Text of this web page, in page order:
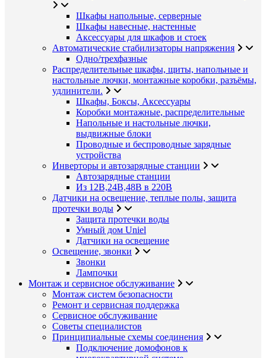
Шкафы напольные, серверные
Шкафы навесные, настенные
Аксессуары для шкафов и стоек
Автоматические стабилизаторы напряжения
Одно/трехфазные
Распределительные шкафы, щиты, напольные и
настольные лючки, монтажные коробки, разъёмы,
удлинители.
Шкафы, Боксы, Аксессуары
Коробки монтажные, распределительные
Напольные и настольные лючки,
выдвижные блоки
Проводные и беспроводные зарядные
устройства
Инверторы и автозарядные станции
Автозарядные станции
Из 12В,24В,48В в 220В
Датчики на освещение, теплые полы, защита
протечки воды
Защита протечки воды
Умный дом Uniel
Датчики на освещение
Освещение, звонки
Звонки
Лампочки
Монтаж и сервисное обслуживание
Монтаж систем безопасности
Ремонт и сервисная поддержка
Сервисное обслуживание
Советы специалистов
Принципиальные схемы соединения
Подключение домофонов к